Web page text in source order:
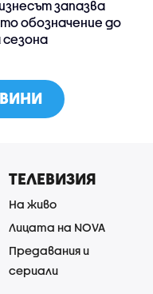
запазва
обозначение до
сезона
ТЕЛЕВИЗИЯ
На живо
Лицата на NOVA
Предавания и
сериали